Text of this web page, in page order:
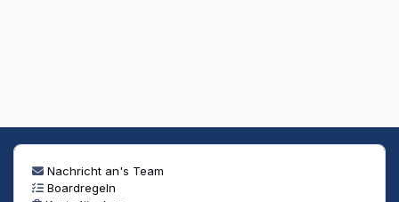
Nachricht an's Team
Boardregeln